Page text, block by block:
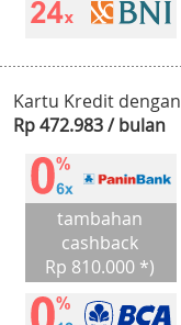
Kartu Kredit dengan
Rp 472.983 / bulan
tambahan
cashback
Rp 810.000 *)